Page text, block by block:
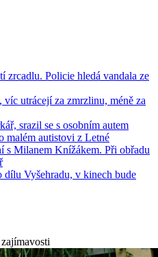
zrcadlu. Policie hledá vandala ze
utrácejí za zmrzlinu, méně za
srazil se s osobním autem
malém autistovi z Letné
s Milanem Knížákem. Při obřadu
dílu Vyšehradu, v kinech bude